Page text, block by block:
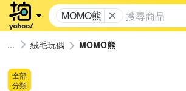
MOMO熊
絨毛玩偶 MOMO熊
全部
分類